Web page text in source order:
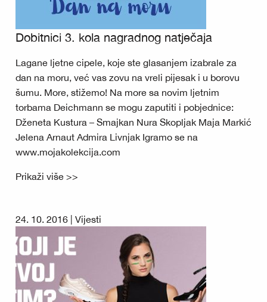
Dobitnici 3. kola nagradnog natječaja
Lagane ljetne cipele, koje ste glasanjem izabrale za
dan na moru, već vas zovu na vreli pijesak i u borovu
šumu. More, stižemo! Na more sa novim ljetnim
torbama Deichmann se mogu zaputiti i pobjednice:
Dženeta Kustura – Smajkan Nura Skopljak Maja Markić
Jelena Arnaut Admira Livnjak Igramo se na
www.mojakolekcija.com
Prikaži više >>
24. 10. 2016 | Vijesti